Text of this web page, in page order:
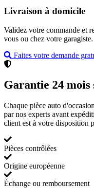
Livraison à domicile
Validez votre commande et
vous ou chez votre garagiste.
Faites votre demande
Garantie 24 mois
Chaque pièce auto
par nos experts avant
client est à votre disposition
Pièces contrôlées
Origine européenne
Échange ou remboursement